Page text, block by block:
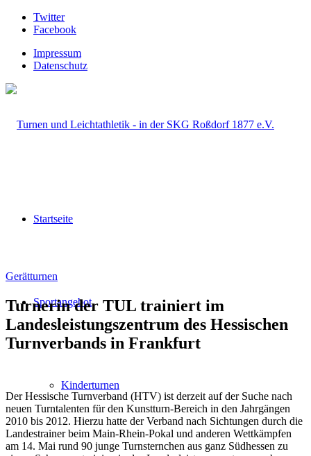
Twitter
Facebook
Impressum
Datenschutz
Startseite
Sportangebot
Kinderturnen
Gerätturnen
Turnerin der TUL trainiert im
Landesleistungszentrum des Hessischen
Turnverbands in Frankfurt
Der Hessische Turnverband (HTV) ist derzeit auf der Suche nach
neuen Turntalenten für den Kunstturn-Bereich in den Jahrgängen
2010 bis 2012. Hierzu hatte der Verband nach Sichtungen durch die
Landestrainer beim Main-Rhein-Pokal und anderen Wettkämpfen
am 14. Mai rund 90 junge Turnsternchen aus ganz Südhessen zu